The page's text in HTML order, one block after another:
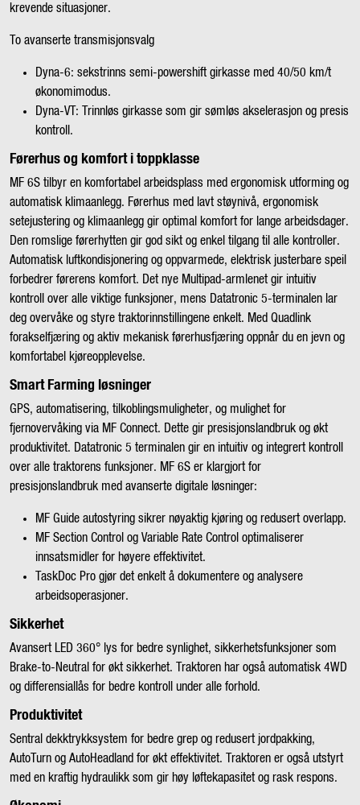
krevende situasjoner.
To avanserte transmisjonsvalg
Dyna-6: sekstrinns semi-powershift girkasse med 40/50 km/t
økonomimodus.
Dyna-VT: Trinnløs girkasse som gir sømløs akselerasjon og presis
kontroll.
Førerhus og komfort i toppklasse
MF 6S tilbyr en komfortabel arbeidsplass med ergonomisk utforming og
automatisk klimaanlegg. Førerhus med lavt støynivå, ergonomisk
setejustering og klimaanlegg gir optimal komfort for lange arbeidsdager.
Den romslige førerhytten gir god sikt og enkel tilgang til alle kontroller.
Automatisk luftkondisjonering og oppvarmede, elektrisk justerbare speil
forbedrer førerens komfort. Det nye Multipad-armlenet gir intuitiv
kontroll over alle viktige funksjoner, mens Datatronic 5-terminalen lar
deg overvåke og styre traktorinnstillingene enkelt. Med Quadlink
forakselfjæring og aktiv mekanisk førerhusfjæring oppnår du en jevn og
komfortabel kjøreopplevelse.
Smart Farming løsninger
GPS, automatisering, tilkoblingsmuligheter, og mulighet for
fjernovervåking via MF Connect. Dette gir presisjonslandbruk og økt
produktivitet. Datatronic 5 terminalen gir en intuitiv og integrert kontroll
over alle traktorens funksjoner. MF 6S er klargjort for
presisjonslandbruk med avanserte digitale løsninger:
MF Guide autostyring sikrer nøyaktig kjøring og redusert overlapp.
MF Section Control og Variable Rate Control optimaliserer
innsatsmidler for høyere effektivitet.
TaskDoc Pro gjør det enkelt å dokumentere og analysere
arbeidsoperasjoner.
Sikkerhet
Avansert LED 360° lys for bedre synlighet, sikkerhetsfunksjoner som
Brake-to-Neutral for økt sikkerhet. Traktoren har også automatisk 4WD
og differensiallås for bedre kontroll under alle forhold.
Produktivitet
Sentral dekktrykksystem for bedre grep og redusert jordpakking,
AutoTurn og AutoHeadland for økt effektivitet. Traktoren er også utstyrt
med en kraftig hydraulikk som gir høy løftekapasitet og rask respons.